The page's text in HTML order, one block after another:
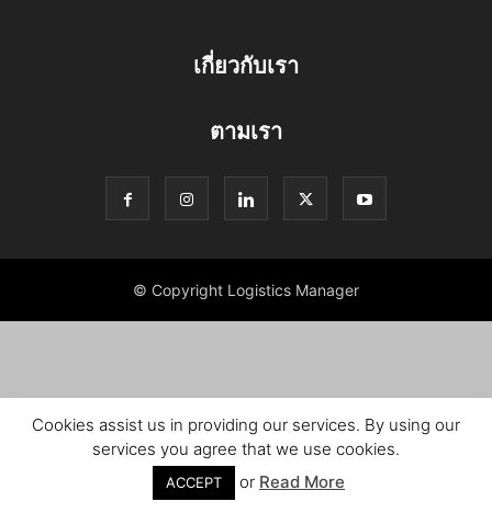
เกี่ยวกับเรา
ตามเรา
© Copyright Logistics Manager
Cookies assist us in providing our services. By using our
services you agree that we use cookies.
ACCEPT or Read More